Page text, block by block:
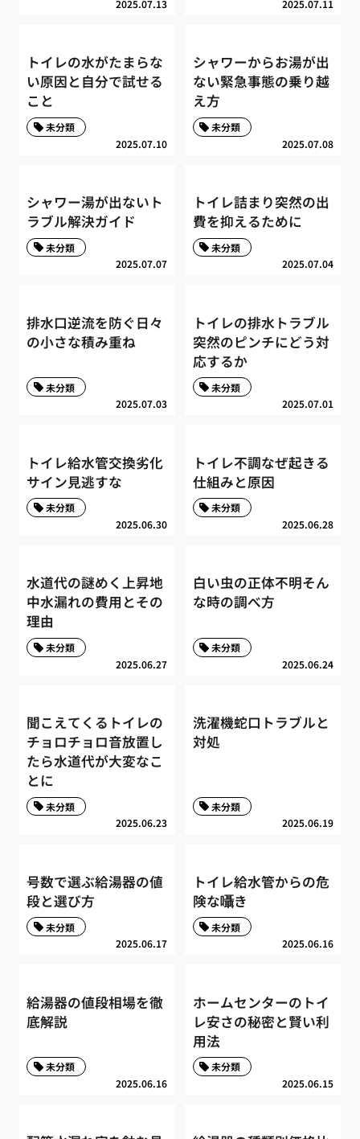
2025.07.13 2025.07.11
トイレの水がたまらな
い原因と自分で試せる
こと
2025.07.10
未分類
シャワーからお湯が出
ない緊急事態の乗り越
え方
2025.07.08
未分類
シャワー湯が出ないト
ラブル解決ガイド
2025.07.07
未分類
トイレ詰まり突然の出
費を抑えるために
2025.07.04
未分類
排水口逆流を防ぐ日々
の小さな積み重ね
2025.07.03
未分類
トイレの排水トラブル
突然のピンチにどう対
応するか
2025.07.01
未分類
トイレ給水管交換劣化
サイン見逃すな
2025.06.30
未分類
トイレ不調なぜ起きる
仕組みと原因
2025.06.28
未分類
水道代の謎めく上昇地
中水漏れの費用とその
理由
2025.06.27
未分類
白い虫の正体不明そん
な時の調べ方
2025.06.24
未分類
聞こえてくるトイレの
チョロチョロ音放置し
たら水道代が大変なこ
とに
2025.06.23
未分類
洗濯機蛇口トラブルと
対処
2025.06.19
未分類
号数で選ぶ給湯器の値
段と選び方
2025.06.17
未分類
トイレ給水管からの危
険な囁き
2025.06.16
未分類
給湯器の値段相場を徹
底解説
2025.06.16
未分類
ホームセンターのトイ
レ安さの秘密と賢い利
用法
2025.06.15
未分類